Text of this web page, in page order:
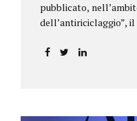
pubblicato,
dell’antiriciclaggio”,
aggiornamenti della
riguardano le novità